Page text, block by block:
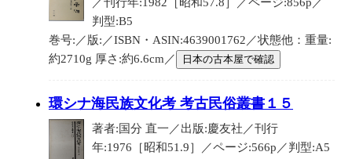
判型:B5
巻号:／版:／ISBN・ASIN:4639001762／状態他：重量:
約2710g 厚さ:約6.6cm／
日本の古本屋で確認
環シナ海民族文化考 考古民俗叢書１５
著者:国分 直一／出版:慶友社／刊行
年:1976［昭和51.9］／ページ:566p／判型:A5